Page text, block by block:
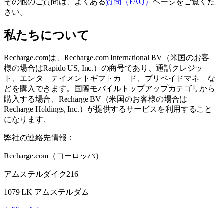
その他のご質問は、よくある質問（FAQ） ページをご覧くだ
さい。
私たちについて
Recharge.comは、Recharge.com International BV（米国のお客
様の場合はRapido US, Inc.）の商号であり、通話クレジッ
ト、エンターテイメントギフトカード、プリペイドマネーな
どを購入できます。国際モバイルトップアップカテゴリから
購入する場合、Recharge BV（米国のお客様の場合は
Recharge Holdings, Inc.）が提供するサービスを利用すること
になります。
弊社の連絡先情報：
Recharge.com（ヨーロッパ）
アムステルダイク216
1079 LK アムステルダム